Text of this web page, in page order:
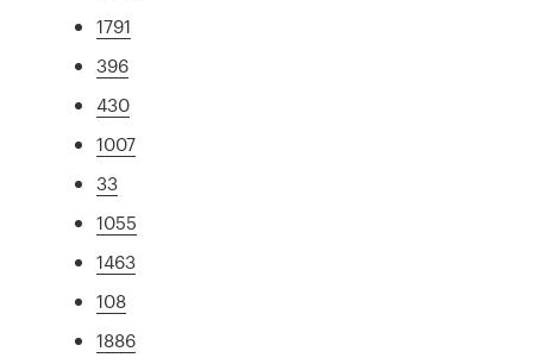
1791
396
430
1007
33
1055
1463
108
1886